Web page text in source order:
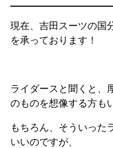
現在、吉田スーツの国
を承っております！
ライダースと聞くと、
のものを想像する方も
もちろん、そういった
いいのですが、